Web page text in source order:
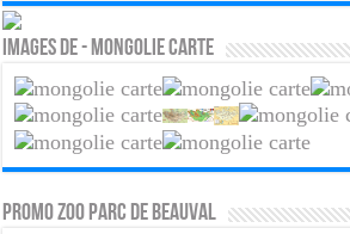
Images de - Mongolie carte
PROMO ZOO PARC DE BEAUVAL